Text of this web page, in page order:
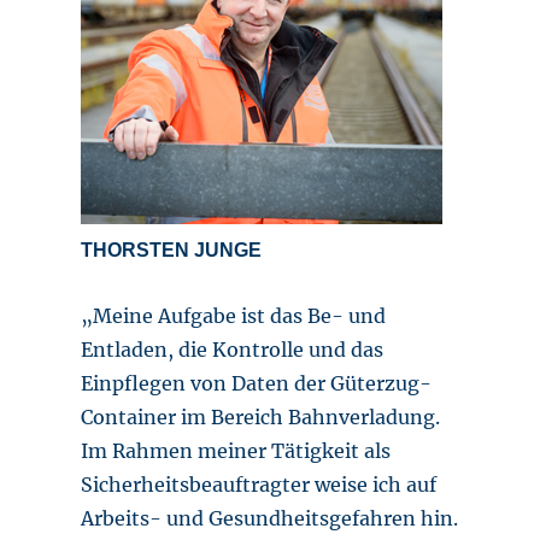
THORSTEN JUNGE
„Meine Aufgabe ist das Be- und
Entladen, die Kontrolle und das
Einpflegen von Daten der Güterzug-
Container im Bereich Bahnverladung.
Im Rahmen meiner Tätigkeit als
Sicherheitsbeauftragter weise ich auf
Arbeits- und Gesundheitsgefahren hin.